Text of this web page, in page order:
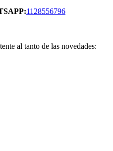
1128556796
al tanto de las novedades: